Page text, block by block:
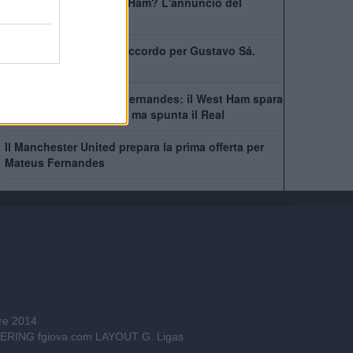
West Ham scatenato: accordo per Gustavo Sá.
Beffate sei italiane
Asta folle per Mateus Fernandes: il West Ham spara
alto, lo United accelera ma spunta il Real
Il Manchester United prepara la prima offerta per
Mateus Fernandes
2014
fgiova.com LAYOUT G. Ligas